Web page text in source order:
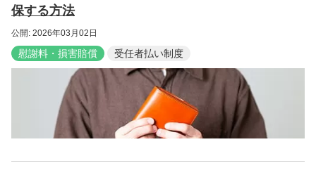
保する方法
公開: 2026年03月02日
慰謝料・損害賠償 受任者払い制度